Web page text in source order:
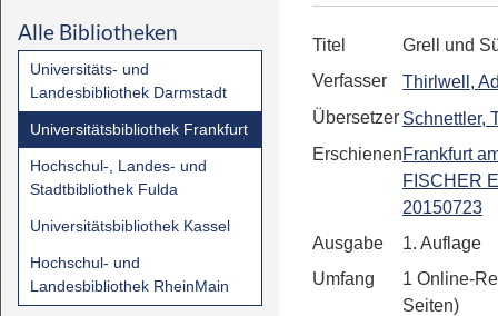
Alle Bibliotheken
Universitäts- und
Landesbibliothek Darmstadt
Universitätsbibliothek Frankfurt
Hochschul-, Landes- und
Stadtbibliothek Fulda
Universitätsbibliothek Kassel
Hochschul- und
Landesbibliothek RheinMain
Titel
Grell und
Verfasser
Thirlwell,
Übersetzer Schnettler,
ErschienenFrankfurt
FISCHER
20150723
Ausgabe
1. Auflage
Umfang
1 Online-
Seiten)